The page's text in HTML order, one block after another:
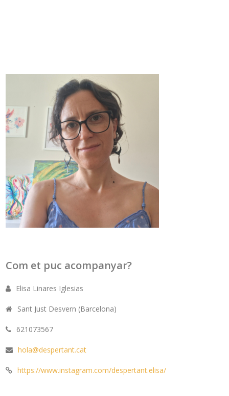
Com et puc acompanyar?
Elisa Linares Iglesias
Sant Just Desvern (Barcelona)
621073567
hola@despertant.cat
https://www.instagram.com/despertant.elisa/